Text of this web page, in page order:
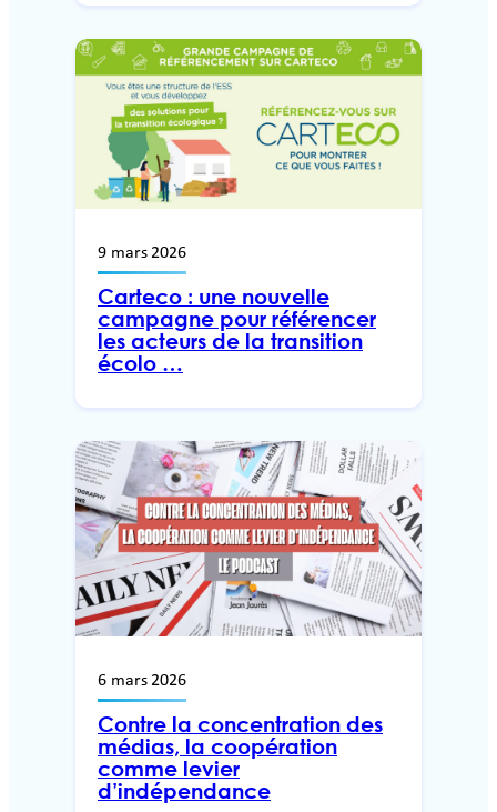
9 mars 2026
Carteco : une nouvelle
campagne pour référencer
les acteurs de la transition
écolo …
6 mars 2026
Contre la concentration des
médias, la coopération
comme levier
d’indépendance